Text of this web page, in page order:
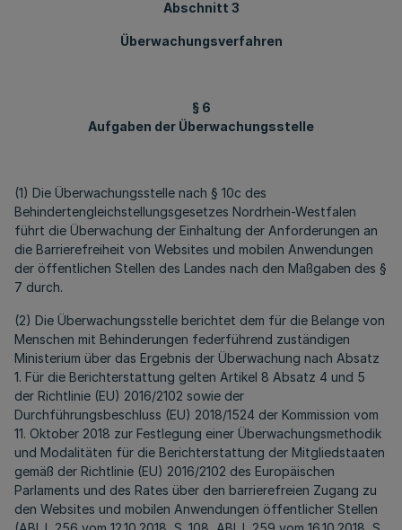
Abschnitt 3
Überwachungsverfahren
§ 6
Aufgaben der Überwachungsstelle
(1) Die Überwachungsstelle nach § 10c des
Behindertengleichstellungsgesetzes Nordrhein-Westfalen
führt die Überwachung der Einhaltung der Anforderungen an
die Barrierefreiheit von Websites und mobilen Anwendungen
der öffentlichen Stellen des Landes nach den Maßgaben des §
7 durch.
(2) Die Überwachungsstelle berichtet dem für die Belange von
Menschen mit Behinderungen federführend zuständigen
Ministerium über das Ergebnis der Überwachung nach Absatz
1. Für die Berichterstattung gelten Artikel 8 Absatz 4 und 5
der Richtlinie (EU) 2016/2102 sowie der
Durchführungsbeschluss (EU) 2018/1524 der Kommission vom
11. Oktober 2018 zur Festlegung einer Überwachungsmethodik
und Modalitäten für die Berichterstattung der Mitgliedstaaten
gemäß der Richtlinie (EU) 2016/2102 des Europäischen
Parlaments und des Rates über den barrierefreien Zugang zu
den Websites und mobilen Anwendungen öffentlicher Stellen